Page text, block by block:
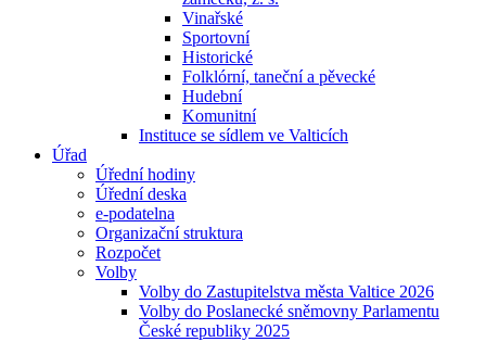
Vinařské
Sportovní
Historické
Folklórní, taneční a pěvecké
Hudební
Komunitní
Instituce se sídlem ve Valticích
Úřad
Úřední hodiny
Úřední deska
e-podatelna
Organizační struktura
Rozpočet
Volby
Volby do Zastupitelstva města Valtice 2026
Volby do Poslanecké sněmovny Parlamentu
České republiky 2025